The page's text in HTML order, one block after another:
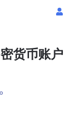
货币账户